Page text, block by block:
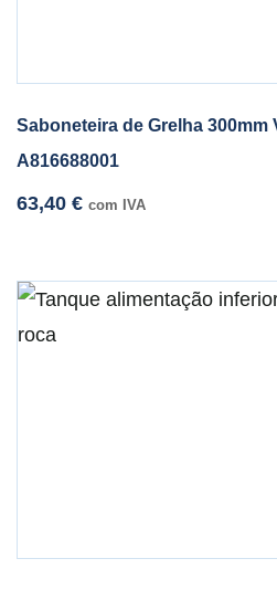
Saboneteira de Grelha 300mm
A816688001
63,40 € com IVA